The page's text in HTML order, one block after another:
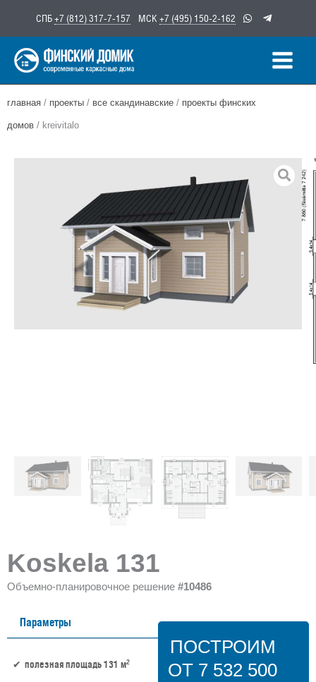
содержимому
СПБ+7 (812) 317-7-157 МСК +7 (495) 150-2-162
главная / проекты / все скандинавские / проекты финских
домов / kreivitalo
Koskela 131
Объемно-планировочное решение #10486
Параметры
полезная площадь 131 м2
ПОСТРОИМ
ОТ 7 532 500